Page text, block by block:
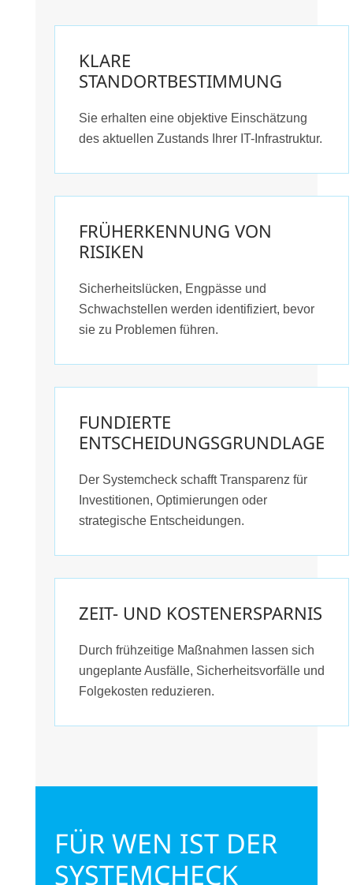
KLARE
STANDORTBESTIMMUNG
Sie erhalten eine objektive Einschätzung
des aktuellen Zustands Ihrer IT-Infrastruktur.
FRÜHERKENNUNG VON
RISIKEN
Sicherheitslücken, Engpässe und
Schwachstellen werden identifiziert, bevor
sie zu Problemen führen.
FUNDIERTE
ENTSCHEIDUNGSGRUNDLAGE
Der Systemcheck schafft Transparenz für
Investitionen, Optimierungen oder
strategische Entscheidungen.
ZEIT- UND KOSTENERSPARNIS
Durch frühzeitige Maßnahmen lassen sich
ungeplante Ausfälle, Sicherheitsvorfälle und
Folgekosten reduzieren.
FÜR WEN IST DER
SYSTEMCHECK